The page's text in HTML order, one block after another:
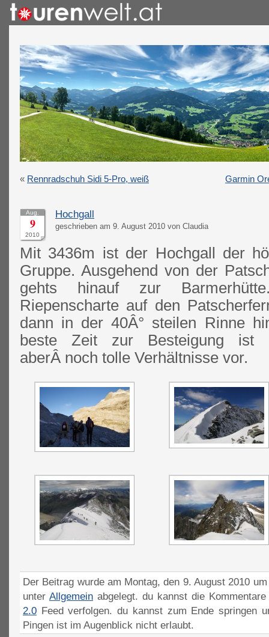
« Rennradschuh Sidi 5-Pro, weiß Garmin
Aug.
9
2010
Hochgall
geschrieben am 9. August 2010 von Claudia
Mit 3436m ist der Hochgall der
Gruppe. Ausgehend von der
gehts hinauf zur
Riepenscharte auf den
dann in der 40Â° steilen Rinne
beste Zeit zur Besteigung
aberÂ noch tolle Verhältnisse vor.
Der Beitrag wurde am Montag, den 9. August 2010
unter Allgemein abgelegt. du kannst die
2.0 Feed verfolgen. du kannst zum Ende springen
Pingen ist im Augenblick nicht erlaubt.